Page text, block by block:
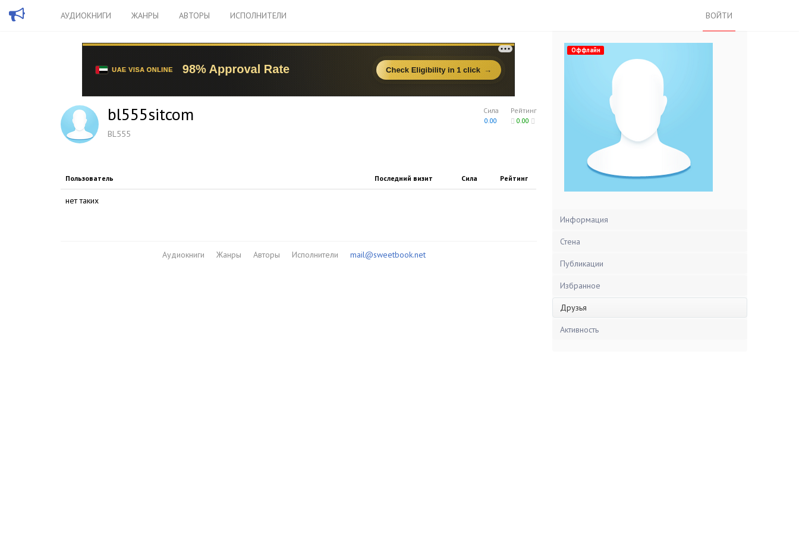
АУДИОКНИГИ ЖАНРЫ АВТОРЫ ИСПОЛНИТЕЛИ ВОЙТИ
Рейтинг
0.00
Сила
0.00
bl555sitcom
BL555
Пользователь Последний визит Сила Рейтинг
нет таких
Аудиокниги Жанры Авторы Исполнители mail@sweetbook.net
Оффлайн
Информация
Стена
Публикации
Избранное
Друзья
Активность